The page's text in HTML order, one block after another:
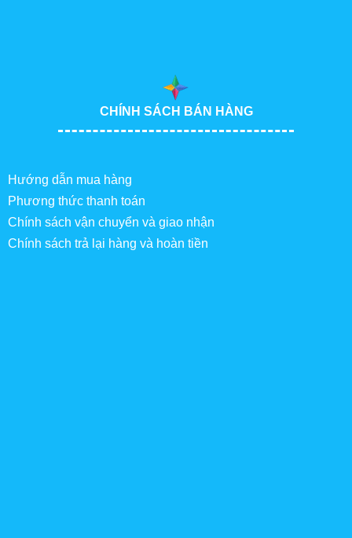
CHÍNH SÁCH BÁN HÀNG
Hướng dẫn mua hàng
Phương thức thanh toán
Chính sách vận chuyển và giao nhận
Chính sách trả lại hàng và hoàn tiền